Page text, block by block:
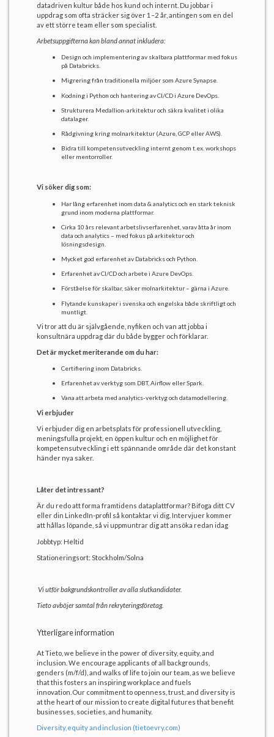
datadriven kultur både hos kund och internt. Du jobbar i
uppdrag som ofta sträcker sig över 1–2 år, antingen som en del
av ett större team eller som specialist.
Arbetsuppgifterna kan bland annat inkludera:
Design och implementering av skalbara plattformar med fokus
på Databricks.
Migrering från traditionella miljöer som Azure Synapse.
Kodning i Python och hantering av CI/CD i Azure DevOps.
Strukturera Medallion-arkitektur och säkra kvalitet i olika
datalager.
Rådgivning kring molnarkitektur (Azure, GCP eller AWS).
Bidra till kompetensutveckling internt genom t.ex. workshops
eller mentorroller.
Vi söker dig som:
Har lång erfarenhet inom data & analytics och en stark teknisk
grund inom moderna plattformar.
Cirka 10 års relevant arbetslivserfarenhet, varav åtta år inom
data och analytics – med fokus på arkitektur och
lösningsdesign.
Mycket god erfarenhet av Databricks och Python.
Erfarenhet av CI/CD och arbete i Azure DevOps.
Förståelse för skalbar, säker molnarkitektur – gärna i Azure.
Flytande kunskaper i svenska och engelska både skriftligt och
muntligt.
Vi tror att du är självgående, nyfiken och van att jobba i
konsultnära uppdrag där du både bygger och förklarar.
Det är mycket meriterande om du har:
Certifiering inom Databricks.
Erfarenhet av verktyg som DBT, Airflow eller Spark.
Vana att arbeta med analytics-verktyg och datamodellering.
Vi erbjuder
Vi erbjuder dig en arbetsplats för professionell utveckling,
meningsfulla projekt, en öppen kultur och en möjlighet för
kompetensutveckling i ett spännande område där det konstant
händer nya saker.
Låter det intressant?
Är du redo att forma framtidens dataplattformar? Bifoga ditt CV
eller din LinkedIn-profil så kontaktar vi dig. Intervjuer kommer
att hållas löpande, så vi uppmuntrar dig att ansöka redan idag
Jobbtyp: Heltid
Stationeringsort: Stockholm/Solna
Vi utför bakgrundskontroller av alla slutkandidater.
Tieto avböjer samtal från rekryteringsföretag.
Ytterligare information
At Tieto, we believe in the power of diversity, equity, and
inclusion. We encourage applicants of all backgrounds,
genders (m/f/d), and walks of life to join our team, as we believe
that this fosters an inspiring workplace and fuels
innovation. Our commitment to openness, trust, and diversity is
at the heart of our mission to create digital futures that benefit
businesses, societies, and humanity.
Diversity, equity and inclusion (tietoevry.com)